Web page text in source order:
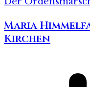
Maria
Kirchen